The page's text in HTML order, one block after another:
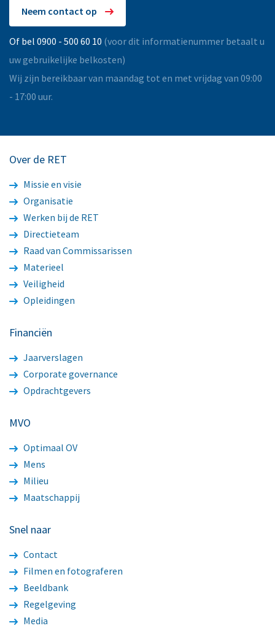
Neem contact op
Of bel 0900 - 500 60 10 (voor dit informatienummer betaalt u
uw gebruikelijke belkosten)
Wij zijn bereikbaar van maandag tot en met vrijdag van 09:00
- 17:00 uur.
Over de RET
Missie en visie
Organisatie
Werken bij de RET
Directieteam
Raad van Commissarissen
Materieel
Veiligheid
Opleidingen
Financiën
Jaarverslagen
Corporate governance
Opdrachtgevers
MVO
Optimaal OV
Mens
Milieu
Maatschappij
Snel naar
Contact
Filmen en fotograferen
Beeldbank
Regelgeving
Media